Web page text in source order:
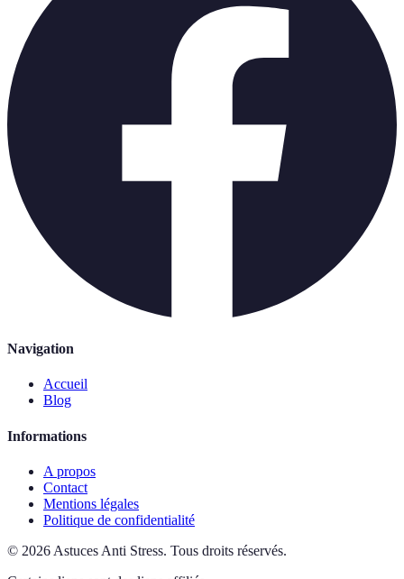
Navigation
Accueil
Blog
Informations
A propos
Contact
Mentions légales
Politique de confidentialité
© 2026 Astuces Anti Stress. Tous droits réservés.